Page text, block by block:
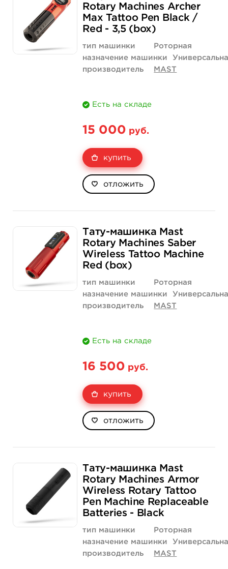
Rotary Machines Archer
Max Tattoo Pen Black /
Red - 3,5 (box)
тип машинки
Роторная
назначение машинки
производитель
MAST
Есть на складе
15 000 руб.
купить
отложить
Тату-машинка Mast
Rotary Machines Saber
Wireless Tattoo Machine
Red (box)
тип машинки
Роторная
назначение машинки
производитель
MAST
Есть на складе
16 500 руб.
купить
отложить
Тату-машинка Mast
Rotary Machines Armor
Wireless Rotary Tattoo
Pen Machine Replaceable
Batteries - Black
тип машинки
Роторная
назначение машинки
производитель
MAST